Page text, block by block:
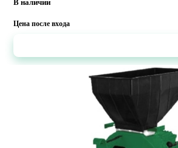
В наличии
Цена после входа